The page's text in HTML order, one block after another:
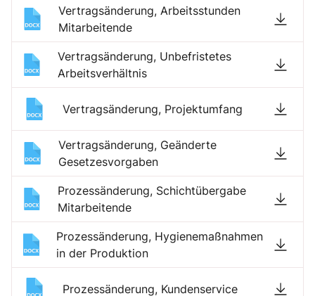
Vertragsänderung, Arbeitsstunden
Mitarbeitende
Vertragsänderung, Unbefristetes
Arbeitsverhältnis
Vertragsänderung, Projektumfang
Vertragsänderung, Geänderte
Gesetzesvorgaben
Prozessänderung, Schichtübergabe
Mitarbeitende
Prozessänderung, Hygienemaßnahmen
in der Produktion
Prozessänderung, Kundenservice